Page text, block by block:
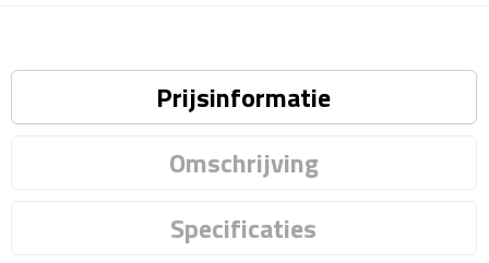
Bagagelabels
Reiskussens
Prijsinformatie
Omschrijving
Specificaties